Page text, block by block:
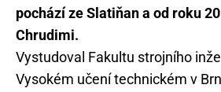
pochází ze Slatiňan a od roku
Chrudimi.
Vystudoval Fakultu strojního
Vysokém učení technickém v